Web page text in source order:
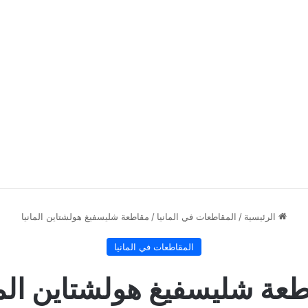
الرئيسية / المقاطعات في المانيا / مقاطعة شليسفيغ هولشتاين المانيا
المقاطعات في المانيا
شليسفيغ هولشتاين